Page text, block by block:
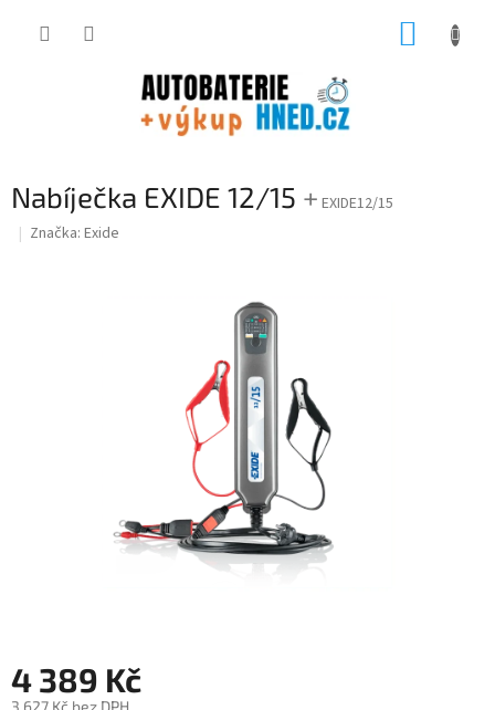
Nabíječka EXIDE 12/15 + EXIDE12/15
Značka: Exide
4 389 Kč